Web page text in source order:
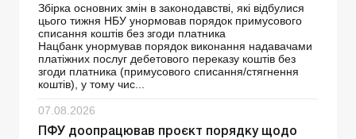
Збірка основних змін в законодавстві, які відбулися
цього тижня НБУ унормовав порядок примусового
списання коштів без згоди платника
Нацбанк унормував порядок виконання надавачами
платіжних послуг дебетового переказу коштів без
згоди платника (примусового списання/стягнення
коштів), у тому чис...
07.08.2026
ПФУ доопрацював проєкт порядку щодо